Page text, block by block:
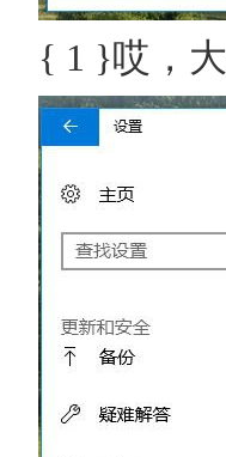
{ 1 }哎，